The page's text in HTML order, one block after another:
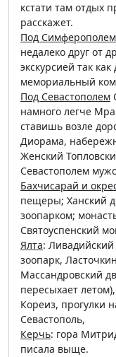
кстати там отдых
расскажет.
Под Симферополем
недалеко друг от
экскурсией так
мемориальный
Под Севастополем
намного легче
ставишь возле
Диорама,
Женский
Севастополем
Бахчисарай и
пещеры; Ханский
зоопарком;
Святоуспенский
Ялта:
зоопарк,
Массандровский
пересыхает
Кореиз, прогулки
Севастополь,
Керчь: гора
писала выще.